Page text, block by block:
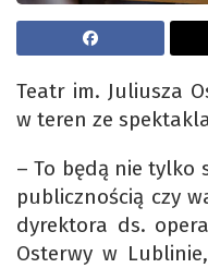
Teatr im. Juliusza
w teren ze
– To będą nie tylko
publicznością czy
dyrektora ds.
Osterwy w